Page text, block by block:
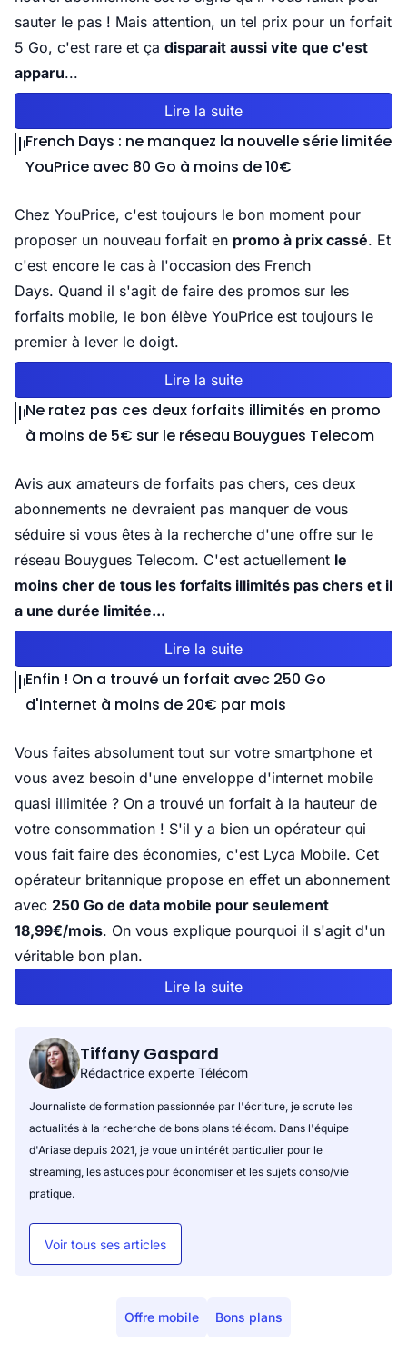
sauter le pas ! Mais attention, un tel prix pour un forfait
5 Go, c'est rare et ça disparait aussi vite que c'est
apparu...
Lire la suite
French Days : ne manquez la nouvelle série limitée
YouPrice avec 80 Go à moins de 10€
Chez YouPrice, c'est toujours le bon moment pour
proposer un nouveau forfait en promo à prix cassé. Et
c'est encore le cas à l'occasion des French
Days. Quand il s'agit de faire des promos sur les
forfaits mobile, le bon élève YouPrice est toujours le
premier à lever le doigt.
Lire la suite
Ne ratez pas ces deux forfaits illimités en promo
à moins de 5€ sur le réseau Bouygues Telecom
Avis aux amateurs de forfaits pas chers, ces deux
abonnements ne devraient pas manquer de vous
séduire si vous êtes à la recherche d'une offre sur le
réseau Bouygues Telecom. C'est actuellement le
moins cher de tous les forfaits illimités pas chers et il
a une durée limitée...
Lire la suite
Enfin ! On a trouvé un forfait avec 250 Go
d'internet à moins de 20€ par mois
Vous faites absolument tout sur votre smartphone et
vous avez besoin d'une enveloppe d'internet mobile
quasi illimitée ? On a trouvé un forfait à la hauteur de
votre consommation ! S'il y a bien un opérateur qui
vous fait faire des économies, c'est Lyca Mobile. Cet
opérateur britannique propose en effet un abonnement
avec 250 Go de data mobile pour seulement
18,99€/mois. On vous explique pourquoi il s'agit d'un
véritable bon plan.
Lire la suite
Tiffany Gaspard
Rédactrice experte Télécom
Journaliste de formation passionnée par l'écriture, je scrute les
actualités à la recherche de bons plans télécom. Dans l'équipe
d'Ariase depuis 2021, je voue un intérêt particulier pour le
streaming, les astuces pour économiser et les sujets conso/vie
pratique.
Voir tous ses articles
Offre mobile Bons plans